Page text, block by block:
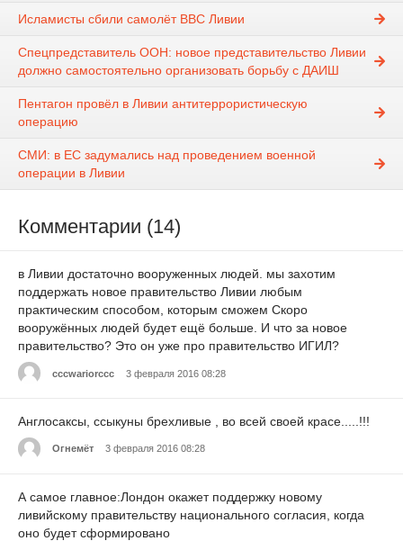
Исламисты сбили самолёт ВВС Ливии
Спецпредставитель ООН: новое представительство Ливии
должно самостоятельно организовать борьбу с ДАИШ
Пентагон провёл в Ливии антитеррористическую
операцию
СМИ: в ЕС задумались над проведением военной
операции в Ливии
Комментарии (14)
в Ливии достаточно вооруженных людей. мы захотим
поддержать новое правительство Ливии любым
практическим способом, которым сможем Скоро
вооружённых людей будет ещё больше. И что за новое
правительство? Это он уже про правительство ИГИЛ?
сссwariorccc 3 февраля 2016 08:28
Англосаксы, ссыкуны брехливые , во всей своей красе.....!!!
Огнемёт 3 февраля 2016 08:28
А самое главное:Лондон окажет поддержку новому
ливийскому правительству национального согласия, когда
оно будет сформировано